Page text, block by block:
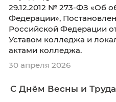
родителей (законных
2026/2027 учебном
образовательных
профессионального
применять
дистанционные
порядке,
29.12.2012 № 273-ФЗ